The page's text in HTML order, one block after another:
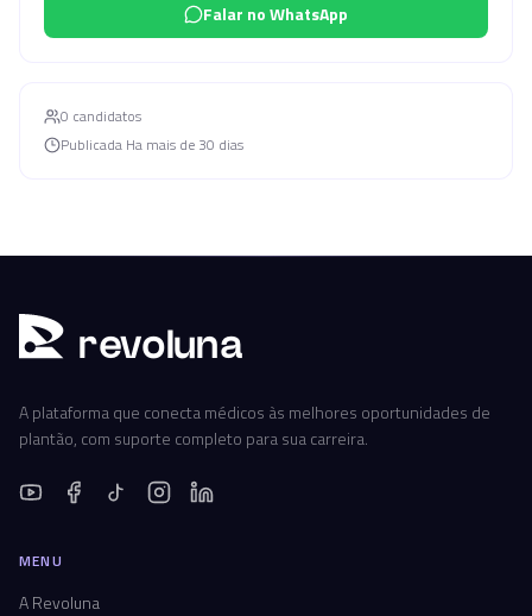
Falar no WhatsApp
0 candidatos
Publicada Ha mais de 30 dias
revoluna
A plataforma que conecta médicos às melhores oportunidades de
plantão, com suporte completo para sua carreira.
MENU
A Revoluna